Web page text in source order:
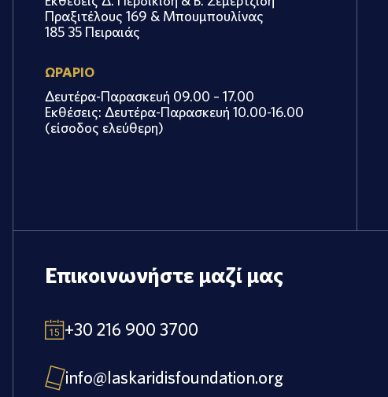
Πραξιτέλους 169 & Μπουμπουλίνας
185 35 Πειραιάς
ΩΡΑΡΙΟ
Δευτέρα-Παρασκευή 09.00 – 17.00
Εκθέσεις: Δευτέρα-Παρασκευή 10.00-16.00
(είσοδος ελεύθερη)
Επικοινωνήστε μαζί μας
+30 216 900 3700
info@laskaridisfoundation.org